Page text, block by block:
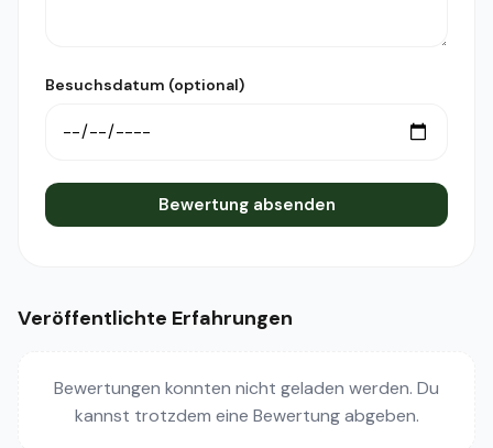
Besuchsdatum (optional)
Bewertung absenden
Veröffentlichte Erfahrungen
Bewertungen konnten nicht geladen werden. Du
kannst trotzdem eine Bewertung abgeben.